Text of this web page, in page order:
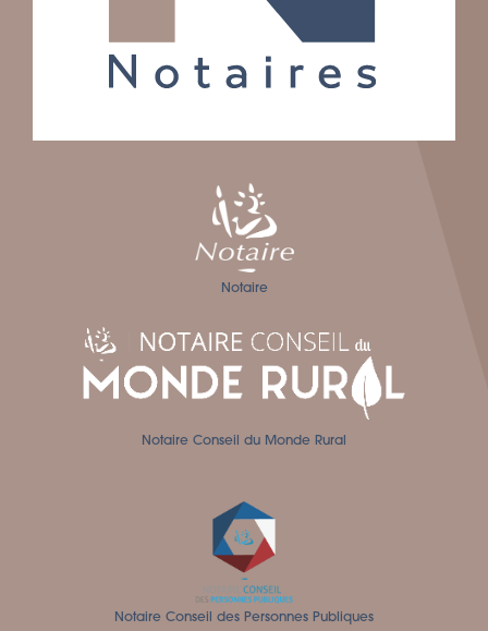
Notaire
Notaire Conseil du Monde Rural
Notaire Conseil des Personnes Publiques